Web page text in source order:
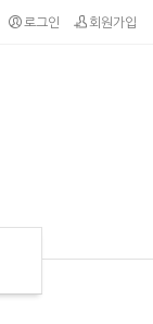
로그인 회원가입